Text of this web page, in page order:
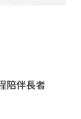
陪伴長者